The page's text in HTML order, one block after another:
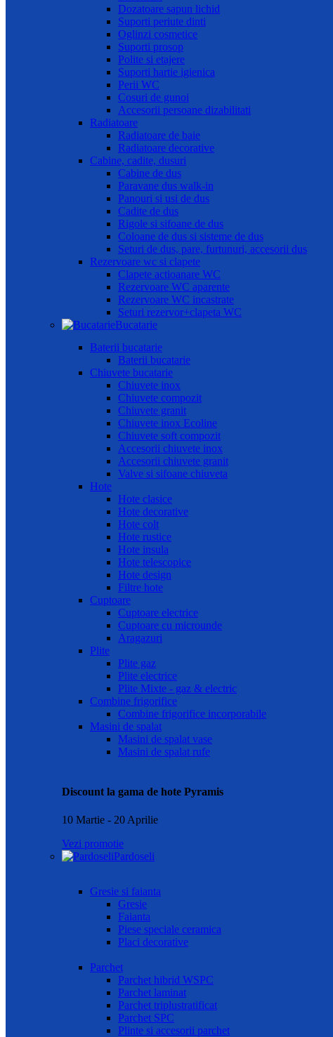
Dozatoare sapun lichid
Suporti periute dinti
Oglinzi cosmetice
Suporti prosop
Polite si etajere
Suporti hartie igienica
Perii WC
Cosuri de gunoi
Accesorii persoane dizabilitati
Radiatoare
Radiatoare de baie
Radiatoare decorative
Cabine, cadite, dusuri
Cabine de dus
Paravane dus walk-in
Panouri si usi de dus
Cadite de dus
Rigole si sifoane de dus
Coloane de dus si sisteme de dus
Seturi de dus, pare, furtunuri, accesorii dus
Rezervoare wc si clapete
Clapete actioanare WC
Rezervoare WC aparente
Rezervoare WC incastrate
Seturi rezervor+clapeta WC
Bucatarie
Baterii bucatarie
Baterii bucatarie
Chiuvete bucatarie
Chiuvete inox
Chiuvete compozit
Chiuvete granit
Chiuvete inox Ecoline
Chiuvete soft compozit
Accesorii chiuvete inox
Accesorii chiuvete granit
Valve si sifoane chiuveta
Hote
Hote clasice
Hote decorative
Hote colt
Hote rustice
Hote insula
Hote telescopice
Hote design
Filtre hote
Cuptoare
Cuptoare electrice
Cuptoare cu microunde
Aragazuri
Plite
Plite gaz
Plite electrice
Plite Mixte - gaz & electric
Combine frigorifice
Combine frigorifice incorporabile
Masini de spalat
Masini de spalat vase
Masini de spalat rufe
Discount la gama de hote Pyramis
10 Martie - 20 Aprilie
Vezi promotie
Pardoseli
Gresie si faianta
Gresie
Faianta
Piese speciale ceramica
Placi decorative
Parchet
Parchet hibrid WSPC
Parchet laminat
Parchet triplustratificat
Parchet SPC
Plinte si accesorii parchet